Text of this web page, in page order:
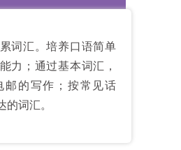
词汇。培养口语简单
力；通过基本词汇，
邮的写作；按常见话
的词汇。